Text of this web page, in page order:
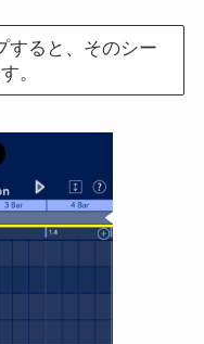
すると、そのシー
。